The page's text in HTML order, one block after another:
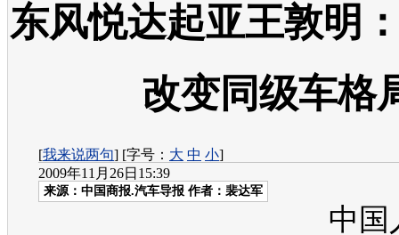
东风悦达起亚王敦明
改变同级车格
[我来说两句] [字号： 大 中 小]
2009年11月26日15:39
来源： 中国商报.汽车导报 作者：裴达军
中国